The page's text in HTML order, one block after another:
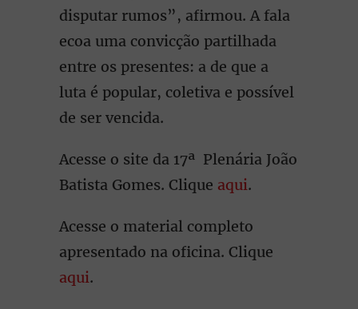
disputar rumos”, afirmou. A fala
ecoa uma convicção partilhada
entre os presentes: a de que a
luta é popular, coletiva e possível
de ser vencida.
Acesse o site da 17ª Plenária João
Batista Gomes. Clique aqui.
Acesse o material completo
apresentado na oficina. Clique
aqui.